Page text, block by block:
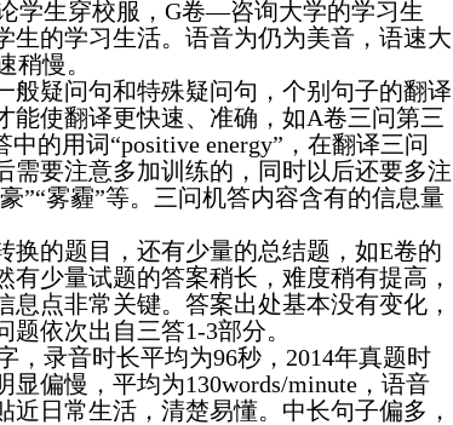
学生穿校服， G卷—咨询大学的学习生
生的学习生活。语音为仍为美音，语速大
稍慢。
般疑问句和特殊疑问句，个别句子的翻译
能使翻译更快速、准确，如A卷三问第三
中的用词“positive energy”，在翻译三问
需要注意多加训练的，同时以后还要多注
”“雾霾”等。三问机答内容含有的信息量
换的题目，还有少量的总结题，如E卷的
少量试题的答案稍长，难度稍有提高，
点非常关键。答案出处基本没有变化，
题依次出自三答1-3部分。
，录音时长平均为96秒， 2014年真题时
显偏慢，平均为130words/minute ，语音
日常生活，清楚易懂。中长句子偏多，